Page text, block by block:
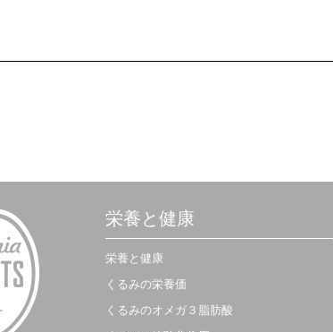
栄養と健康
栄養と健康
くるみの栄養価
くるみのオメガ３脂肪酸